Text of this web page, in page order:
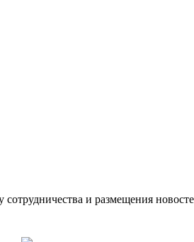
сотрудничества и размещения